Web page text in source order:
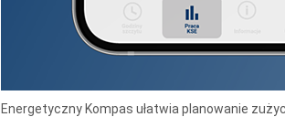
Energetyczny Kompas ułatwia planowanie